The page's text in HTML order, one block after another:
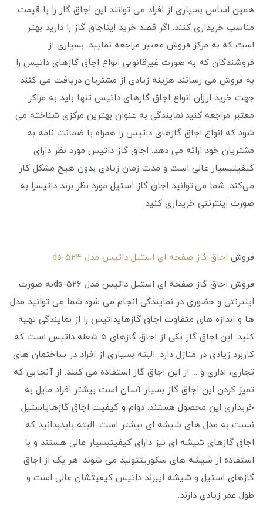
همین اساس بسیاری از افراد می ‌توانند این اجاق گاز را با قیمت
مناسب خریداری کنند. اگر قصد خرید ایناجاق گاز را دارید بهتر
است که به مرکز فروش معتبر مراجعه نمایید. بسیاری از
فروشندگان که به صورت غیرقانونی انواع اجاق گازهای داتیس را
به فروش می‌ رسانند هزینه زیادی از مشتریان دریافت می ‌کنند.
جهت خرید ارزان انواع اجاق گازهای داتیس تنها باید به مراکز
معتبر مراجعه کنید.نمایندگی به عنوان بهترین مرکزی شناخته می
‌شود که انواع اجاق گازهای داتیس را همراه با ضمانت نامه به
مشتریان خود ارائه می‌ دهد. اجاق گاز داتیس مورد نظر دارای
کیفیتبسیار عالی است و مدت زمان زیادی بدون هیچ مشکل کار
می‌کند. شما می.‌توانید اجاق گاز استیل مورد نظر برند داتیسرا به
صورت اینترنتی خریداری کنید.
فروش اجاق گاز صفحه ای استیل داتیس مدل ds-524
فروش اجاق گاز صفحه ای استیل داتیس مدل ds-526به صورت
اینترنتی و حضوری در نمایندگی انجام می‌ شود.شما می ‌توانید مدل
‌ها و اندازه‌ های متفاوت اجاق گازهایداتیس را از نمایندگی تهیه
کنید. این اجاق گاز یکی از اجاق گازهای ۵ شعله داتیس است که
کاربرد زیادی در منازل دارد. البته بسیاری از افراد در ساختمان‌ های
تجاری، اداری و ... از این اجاق گاز استفاده می ‌کنند. از آنجایی که
تمیز کردن این اجاق گاز بسیار آسان است بیشتر افراد مایل به
خریداری این محصول هستند. دوام و کیفیت اجاق گازهایاستیل
نسبت به مدل‌ های شیشه‌ ای بیشتر است. البته بایدبدانید که
اجاق گازهای شیشه ‌ای نیز دارای کیفیتبسیار عالی هستند و با
استفاده از شیشه‌ های سکوریتتولید می ‌شوند. هر یک از اجاق
گازهای استیل و شیشه ‌ایبرند داتیس کیفیتشان عالی است و
طول عمر زیادی دارند.